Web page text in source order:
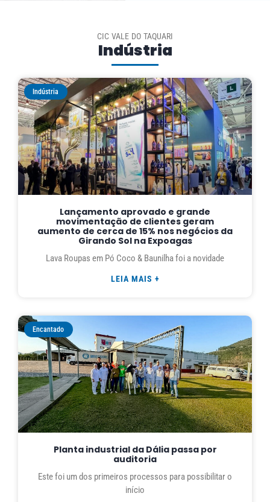
CIC VALE DO TAQUARI
Indústria
Indústria
Lançamento aprovado e grande
movimentação de clientes geram
aumento de cerca de 15% nos negócios da
Girando Sol na Expoagas
Lava Roupas em Pó Coco & Baunilha foi a novidade
LEIA MAIS +
Encantado
Planta industrial da Dália passa por
auditoria
Este foi um dos primeiros processos para possibilitar o
início